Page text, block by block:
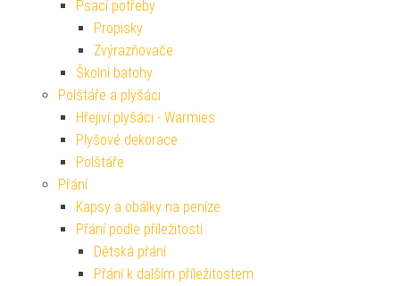
Psací potřeby
Propisky
Zvýrazňovače
Školní batohy
Polštáře a plyšáci
Hřejiví plyšáci - Warmies
Plyšové dekorace
Polštáře
Přání
Kapsy a obálky na peníze
Přání podle příležitosti
Dětská přání
Přání k dalším příležitostem